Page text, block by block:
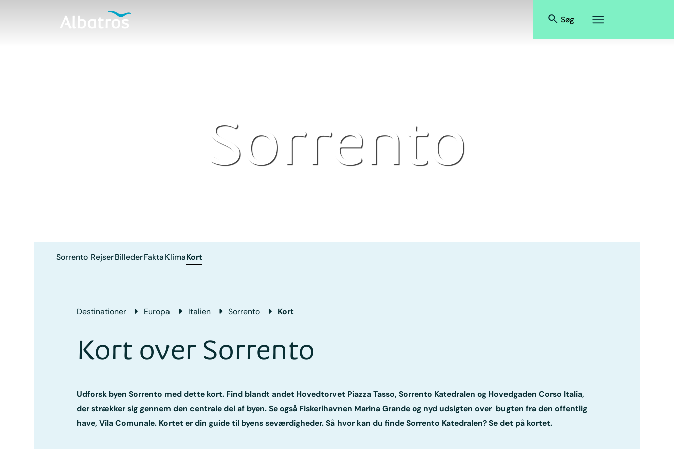
Søg
Sorrento
Sorrento RejserBillederFaktaKlimaKort
Destinationer Europa Italien Sorrento Kort
Kort over Sorrento
Udforsk byen Sorrento med dette kort. Find blandt andet Hovedtorvet Piazza Tasso, Sorrento Katedralen og Hovedgaden Corso Italia,
der strækker sig gennem den centrale del af byen. Se også Fiskerihavnen Marina Grande og nyd udsigten over bugten fra den offentlig
have, Vila Comunale. Kortet er din guide til byens seværdigheder. Så hvor kan du finde Sorrento Katedralen? Se det på kortet.